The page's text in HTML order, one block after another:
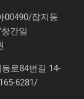
00490/잡지등
간일
로84번길 14-
6281/